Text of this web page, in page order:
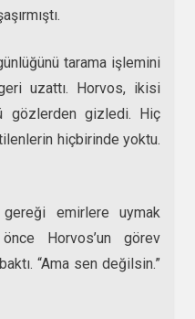
tarama işlemini
uzattı. Horvos, ikisi
gözlerden gizledi. Hiç
hiçbirinde yoktu.
gereği emirlere uymak
Horvos’un görev
“Ama sen değilsin.”